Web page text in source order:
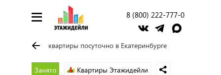
8 (800) 222-777-0
квартиры посуточно в Екатеринбурге
Занято Квартиры Этажидейли